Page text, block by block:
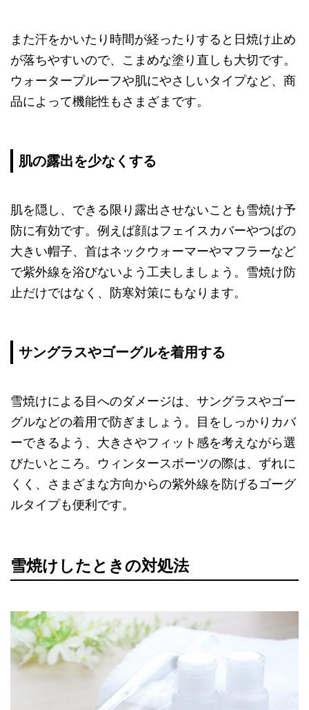
また汗をかいたり時間が経ったりすると日焼け止め
が落ちやすいので、こまめな塗り直しも大切です。
ウォータープルーフや肌にやさしいタイプなど、商
品によって機能性もさまざまです。
肌の露出を少なくする
肌を隠し、できる限り露出させないことも雪焼け予
防に有効です。例えば顔はフェイスカバーやつばの
大きい帽子、首はネックウォーマーやマフラーなど
で紫外線を浴びないよう工夫しましょう。雪焼け防
止だけではなく、防寒対策にもなります。
サングラスやゴーグルを着用する
雪焼けによる目へのダメージは、サングラスやゴー
グルなどの着用で防ぎましょう。目をしっかりカバ
ーできるよう、大きさやフィット感を考えながら選
びたいところ。ウィンタースポーツの際は、ずれに
くく、さまざまな方向からの紫外線を防げるゴーグ
ルタイプも便利です。
雪焼けしたときの対処法